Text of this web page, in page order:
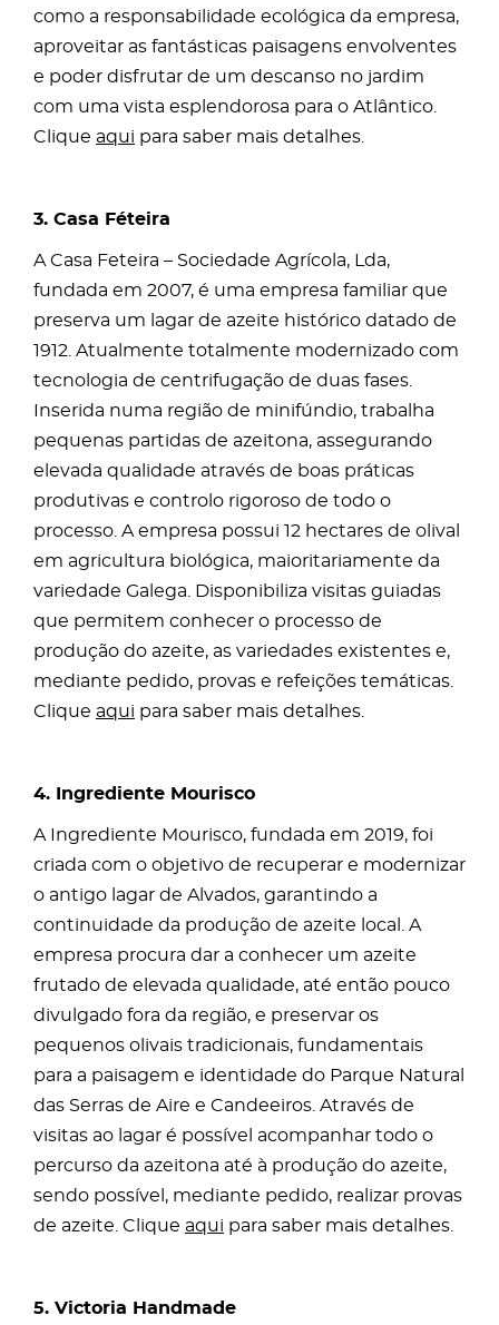
como a responsabilidade ecológica da empresa,
aproveitar as fantásticas paisagens envolventes
e poder disfrutar de um descanso no jardim
com uma vista esplendorosa para o Atlântico.
Clique aqui para saber mais detalhes.
3. Casa Féteira
A Casa Feteira – Sociedade Agrícola, Lda,
fundada em 2007, é uma empresa familiar que
preserva um lagar de azeite histórico datado de
1912. Atualmente totalmente modernizado com
tecnologia de centrifugação de duas fases.
Inserida numa região de minifúndio, trabalha
pequenas partidas de azeitona, assegurando
elevada qualidade através de boas práticas
produtivas e controlo rigoroso de todo o
processo. A empresa possui 12 hectares de olival
em agricultura biológica, maioritariamente da
variedade Galega. Disponibiliza visitas guiadas
que permitem conhecer o processo de
produção do azeite, as variedades existentes e,
mediante pedido, provas e refeições temáticas.
Clique aqui para saber mais detalhes.
4. Ingrediente Mourisco
A Ingrediente Mourisco, fundada em 2019, foi
criada com o objetivo de recuperar e modernizar
o antigo lagar de Alvados, garantindo a
continuidade da produção de azeite local. A
empresa procura dar a conhecer um azeite
frutado de elevada qualidade, até então pouco
divulgado fora da região, e preservar os
pequenos olivais tradicionais, fundamentais
para a paisagem e identidade do Parque Natural
das Serras de Aire e Candeeiros. Através de
visitas ao lagar é possível acompanhar todo o
percurso da azeitona até à produção do azeite,
sendo possível, mediante pedido, realizar provas
de azeite. Clique aqui para saber mais detalhes.
5. Victoria Handmade